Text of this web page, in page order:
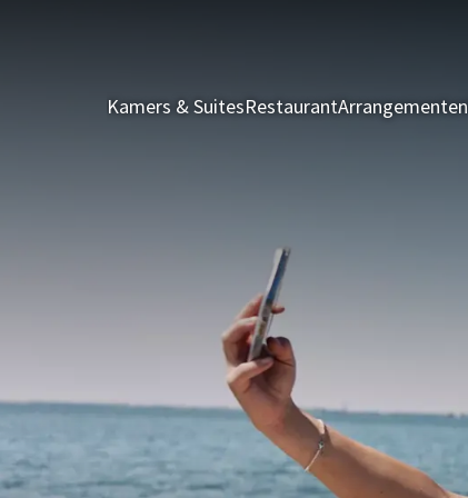
Kamers & SuitesRestaurantArrangementen